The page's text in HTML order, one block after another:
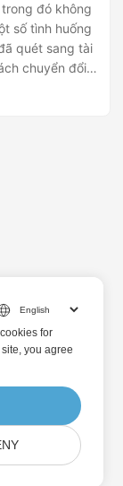
đó không
số tình huống
quét sang tài
chuyển đổi
hoặc
for
you agree